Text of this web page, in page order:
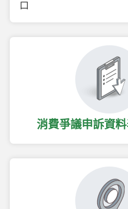
口
消費爭議申訴資